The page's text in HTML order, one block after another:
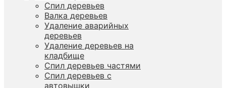
Спил деревьев
Валка деревьев
Удаление аварийных
деревьев
Удаление деревьев на
кладбище
Спил деревьев частями
Спил деревьев с
автовышки